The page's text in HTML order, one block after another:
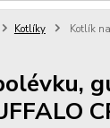
Kotlíky
Kotlík